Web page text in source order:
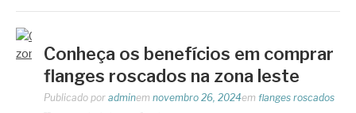
Conheça os benefícios em comprar
flanges roscados na zona leste
Publicado por adminem novembro 26, 2024em flanges roscados